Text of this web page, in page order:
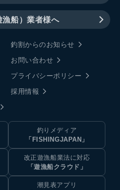
漁船）業者様へ
釣割からのお知らせ
お問い合わせ
プライバシーポリシー
採用情報
釣りメディア
「FISHINGJAPAN」
改正遊漁船業法に対応
「遊漁船クラウド」
潮見表アプリ